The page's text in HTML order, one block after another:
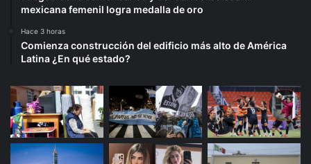
mexicana femenil logra medalla de oro
Hace 3 horas
Comienza construcción del edificio más alto de América
Latina ¿En qué estado?